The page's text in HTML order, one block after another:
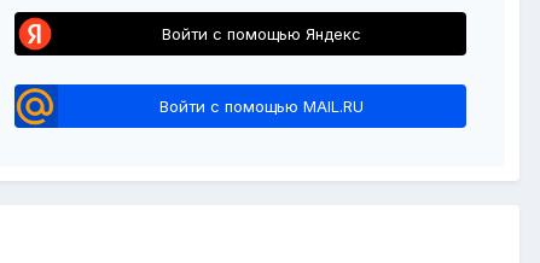
Войти с помощью Яндекс
Войти с помощью MAIL.RU